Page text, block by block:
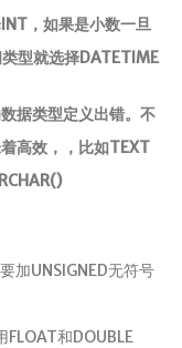
，如果是小数一旦
型就选择DATETIME
据类型定义出错。不
高效，，比如TEXT
加UNSIGNED无符号
FLOAT和DOUBLE